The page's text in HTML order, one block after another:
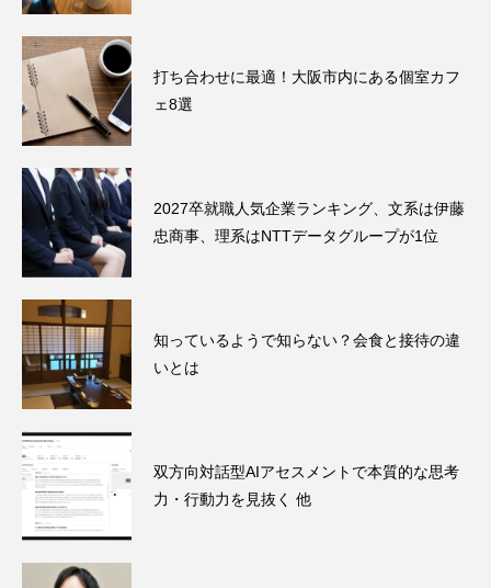
打ち合わせに最適！大阪市内にある個室カフ
ェ8選
2027卒就職人気企業ランキング、文系は伊藤
忠商事、理系はNTTデータグループが1位
知っているようで知らない？会食と接待の違
いとは
双方向対話型AIアセスメントで本質的な思考
力・行動力を見抜く 他